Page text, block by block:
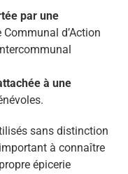
par une
Communal d’Action
à une
sans distinction
à connaître
épicerie